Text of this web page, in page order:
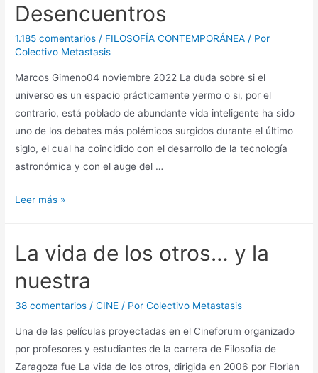
Desencuentros
1.185 comentarios / FILOSOFÍA CONTEMPORÁNEA / Por
Colectivo Metastasis
Marcos Gimeno04 noviembre 2022 La duda sobre si el
universo es un espacio prácticamente yermo o si, por el
contrario, está poblado de abundante vida inteligente ha sido
uno de los debates más polémicos surgidos durante el último
siglo, el cual ha coincidido con el desarrollo de la tecnología
astronómica y con el auge del …
Desencuentros
Leer más »
La vida de los otros… y la
nuestra
38 comentarios /CINE / PorColectivo Metastasis
Una de las películas proyectadas en el Cineforum organizado
por profesores y estudiantes de la carrera de Filosofía de
Zaragoza fue La vida de los otros, dirigida en 2006 por Florian